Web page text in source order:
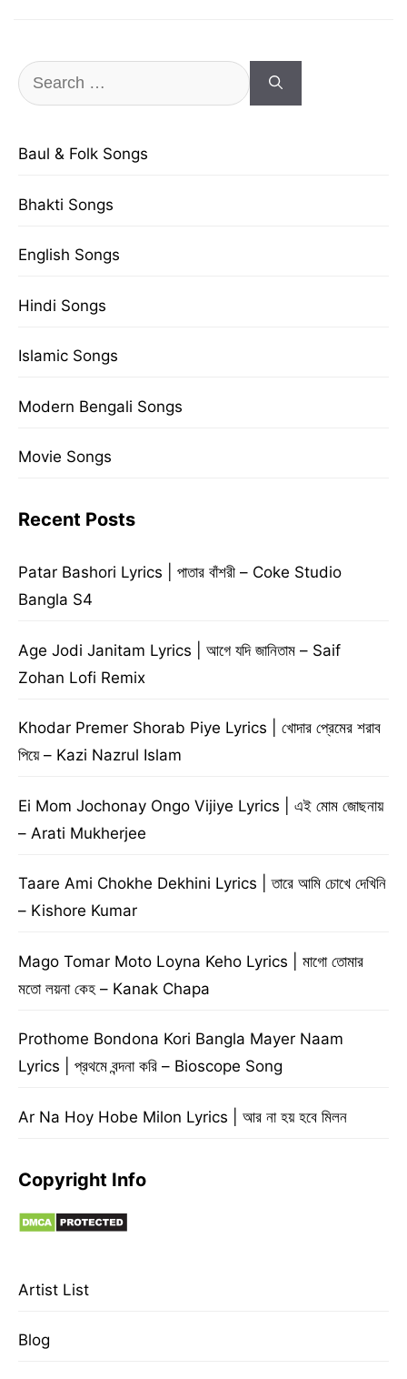
Search
for:
Baul & Folk Songs
Bhakti Songs
English Songs
Hindi Songs
Islamic Songs
Modern Bengali Songs
Movie Songs
Recent Posts
Patar Bashori Lyrics | পাতার বাঁশরী – Coke Studio
Bangla S4
Age Jodi Janitam Lyrics | আগে যদি জানিতাম – Saif
Zohan Lofi Remix
Khodar Premer Shorab Piye Lyrics | খোদার প্রেমের শরাব
পিয়ে – Kazi Nazrul Islam
Ei Mom Jochonay Ongo Vijiye Lyrics | এই মোম জোছনায়
– Arati Mukherjee
Taare Ami Chokhe Dekhini Lyrics | তারে আমি চোখে দেখিনি
– Kishore Kumar
Mago Tomar Moto Loyna Keho Lyrics | মাগো তোমার
মতো লয়না কেহ – Kanak Chapa
Prothome Bondona Kori Bangla Mayer Naam
Lyrics | প্রথমে বন্দনা করি – Bioscope Song
Ar Na Hoy Hobe Milon Lyrics | আর না হয় হবে মিলন
Copyright Info
Artist List
Blog